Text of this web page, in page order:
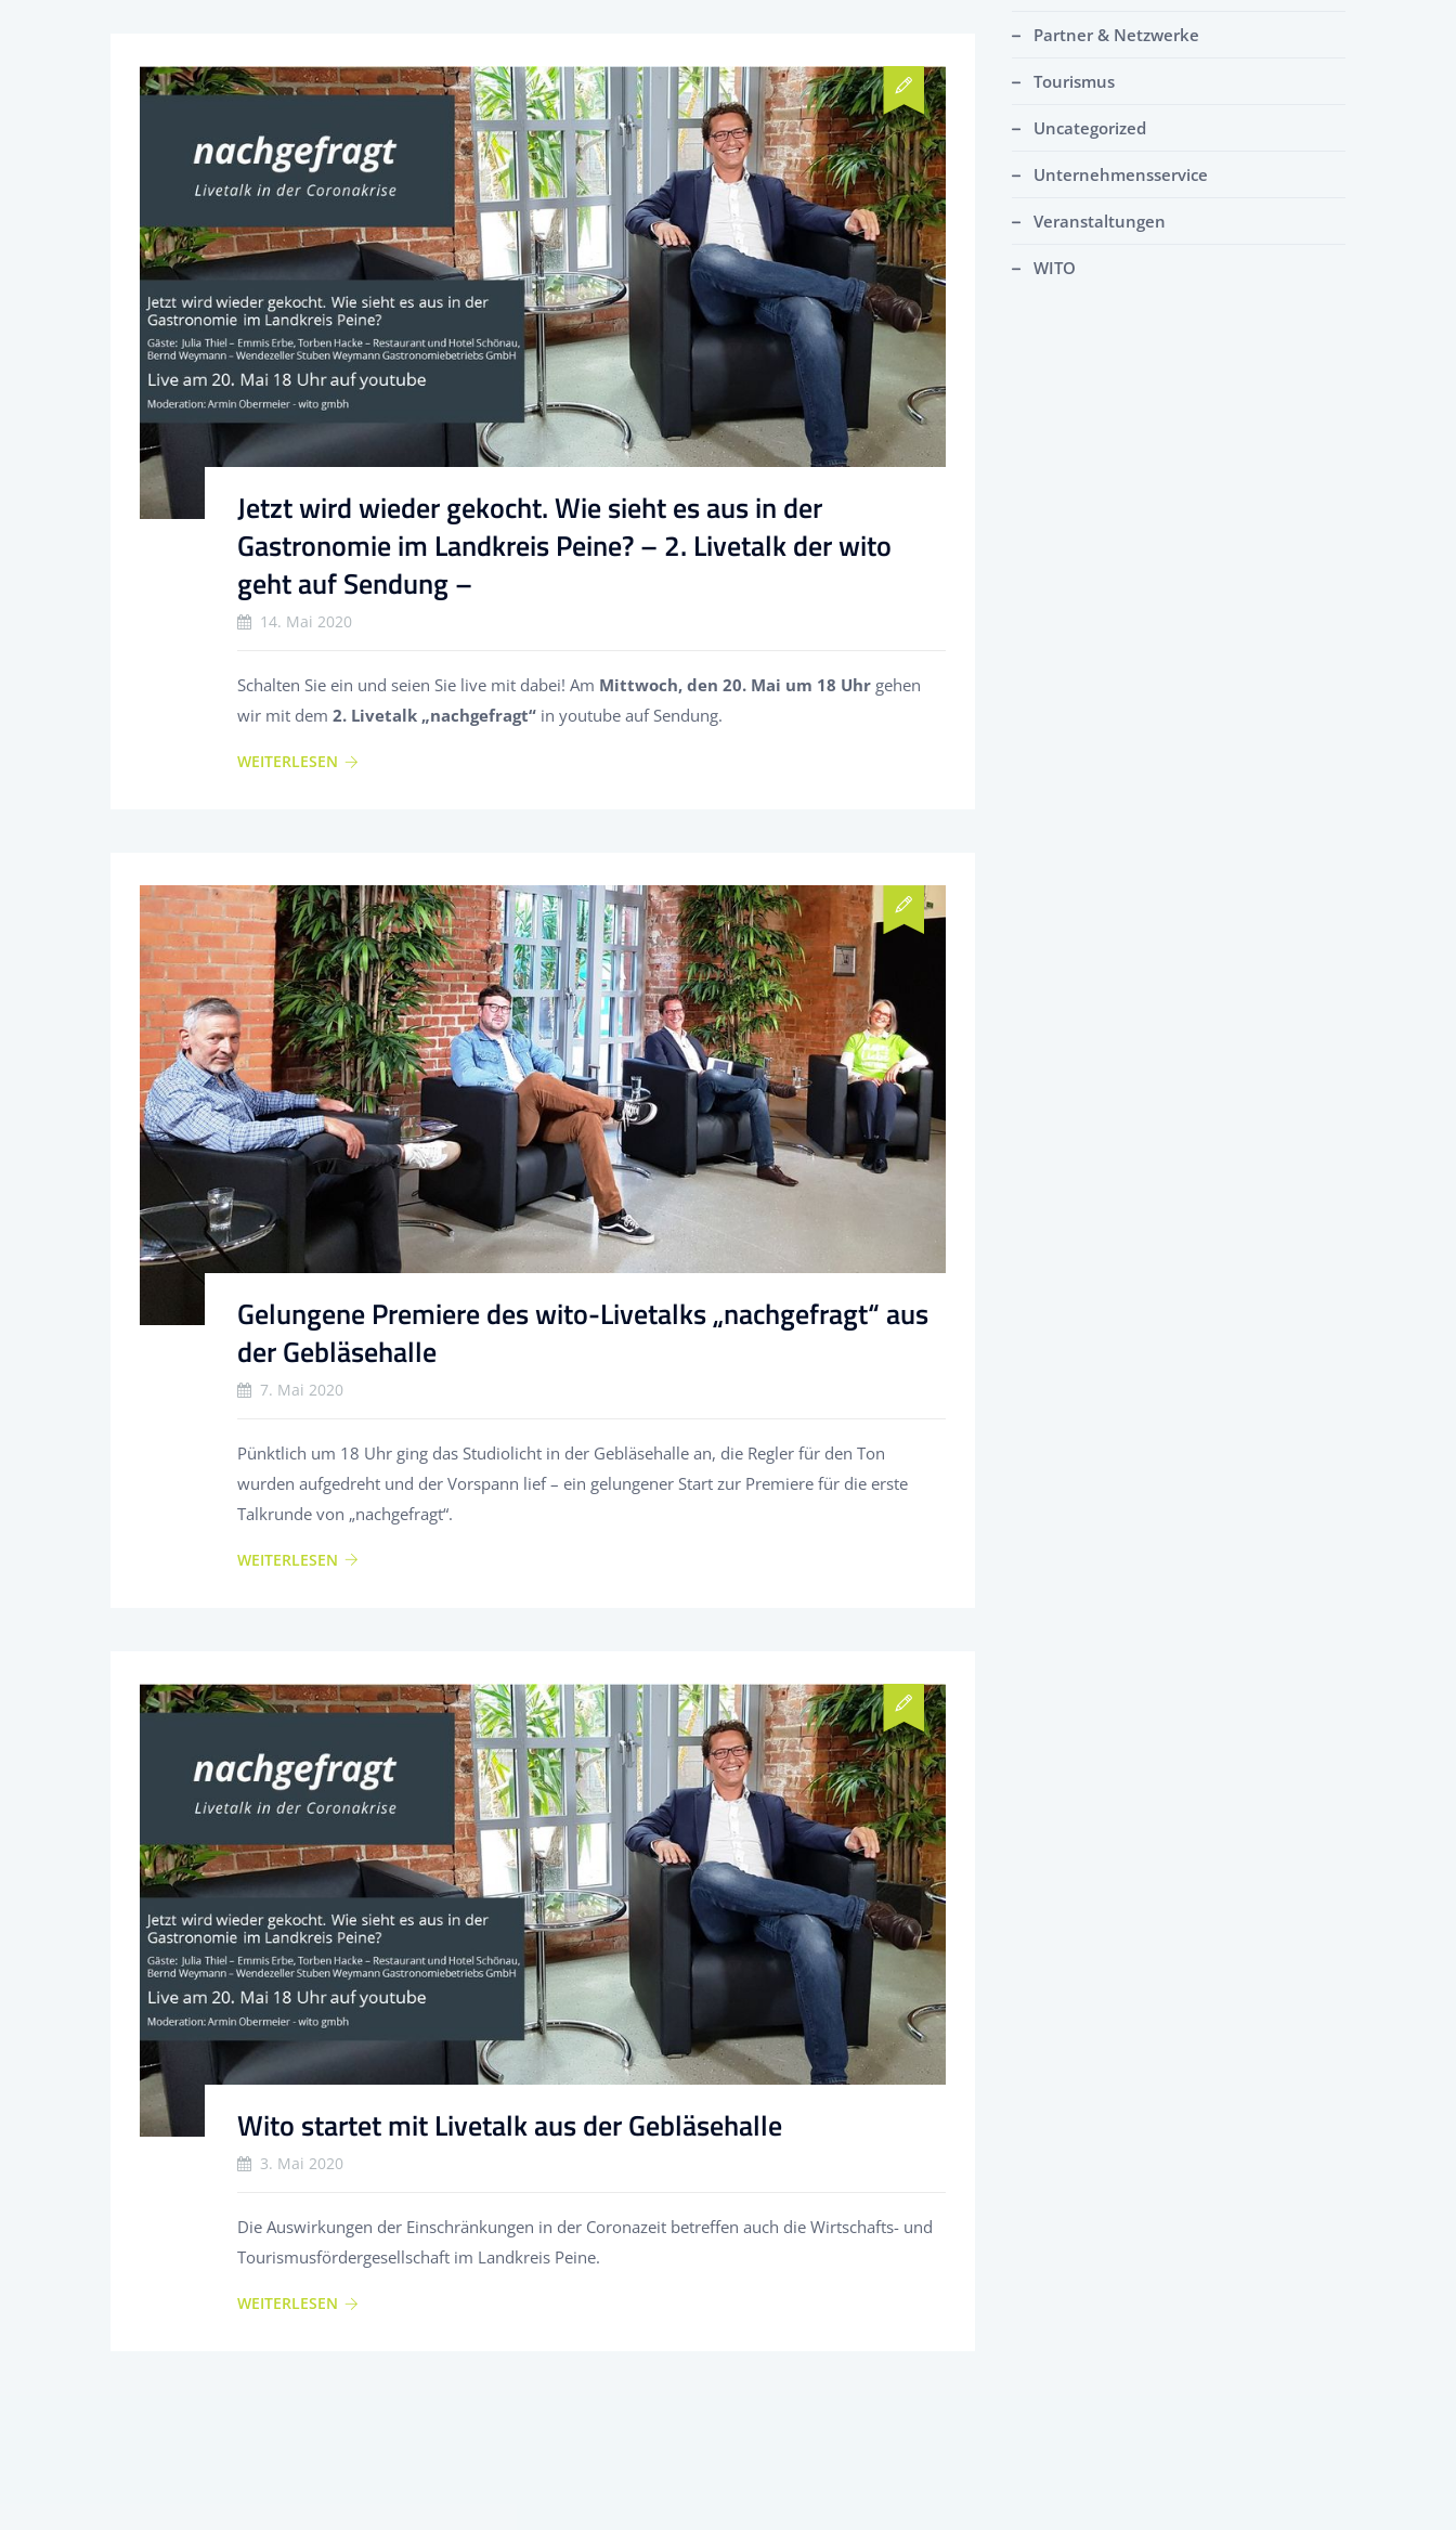
Jetzt wird wieder gekocht. Wie sieht es aus in der
Gastronomie im Landkreis Peine? – 2. Livetalk der wito
geht auf Sendung –
14. Mai 2020
Schalten Sie ein und seien Sie live mit dabei! Am Mittwoch, den 20. Mai um 18 Uhr gehen
wir mit dem 2. Livetalk „nachgefragt“ in youtube auf Sendung.
WEITERLESEN
Gelungene Premiere des wito-Livetalks „nachgefragt“ aus
der Gebläsehalle
7. Mai 2020
Pünktlich um 18 Uhr ging das Studiolicht in der Gebläsehalle an, die Regler für den Ton
wurden aufgedreht und der Vorspann lief – ein gelungener Start zur Premiere für die erste
Talkrunde von „nachgefragt“.
WEITERLESEN
Wito startet mit Livetalk aus der Gebläsehalle
3. Mai 2020
Die Auswirkungen der Einschränkungen in der Coronazeit betreffen auch die Wirtschafts- und
Tourismusfördergesellschaft im Landkreis Peine.
WEITERLESEN
Partner & Netzwerke
Tourismus
Uncategorized
Unternehmensservice
Veranstaltungen
WITO